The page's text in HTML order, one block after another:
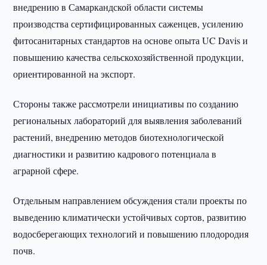
внедрению в Самаркандской области системы
производства сертифицированных саженцев, усилению
фитосанитарных стандартов на основе опыта UC Davis и
повышению качества сельскохозяйственной продукции,
ориентированной на экспорт.
Стороны также рассмотрели инициативы по созданию
региональных лабораторий для выявления заболеваний
растений, внедрению методов биотехнологической
диагностики и развитию кадрового потенциала в
аграрной сфере.
Отдельным направлением обсуждения стали проекты по
выведению климатически устойчивых сортов, развитию
водосберегающих технологий и повышению плодородия
почв.